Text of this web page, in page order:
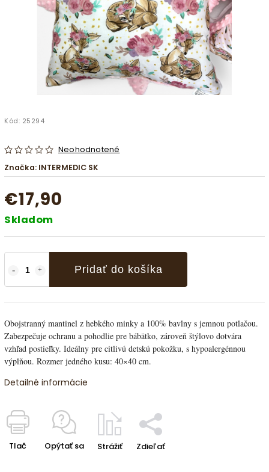
Kód: 25294
Neohodnotené
Značka: INTERMEDIC SK
€17,90
Skladom
Pridať do košíka
Obojstranný mantinel z hebkého minky a 100% bavlny s jemnou potlačou.
Zabezpečuje ochranu a pohodlie pre bábätko, zároveň štýlovo dotvára
vzhľad postieľky. Ideálny pre citlivú detskú pokožku, s hypoalergénnou
výplňou. Rozmer jedného kusu: 40×40 cm.
Detailné informácie
Tlač Opýtať sa Strážiť Zdieľať